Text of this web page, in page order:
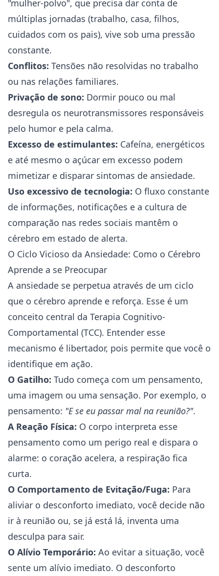
"mulher-polvo", que precisa dar conta de
múltiplas jornadas (trabalho, casa, filhos,
cuidados com os pais), vive sob uma pressão
constante.
Conflitos: Tensões não resolvidas no trabalho
ou nas relações familiares.
Privação de sono: Dormir pouco ou mal
desregula os neurotransmissores responsáveis
pelo humor e pela calma.
Excesso de estimulantes: Cafeína, energéticos
e até mesmo o açúcar em excesso podem
mimetizar e disparar sintomas de ansiedade.
Uso excessivo de tecnologia: O fluxo constante
de informações, notificações e a cultura de
comparação nas redes sociais mantêm o
cérebro em estado de alerta.
O Ciclo Vicioso da Ansiedade: Como o Cérebro
Aprende a se Preocupar
A ansiedade se perpetua através de um ciclo
que o cérebro aprende e reforça. Esse é um
conceito central da Terapia Cognitivo-
Comportamental (TCC). Entender esse
mecanismo é libertador, pois permite que você o
identifique em ação.
O Gatilho: Tudo começa com um pensamento,
uma imagem ou uma sensação. Por exemplo, o
pensamento: "E se eu passar mal na reunião?".
A Reação Física: O corpo interpreta esse
pensamento como um perigo real e dispara o
alarme: o coração acelera, a respiração fica
curta.
O Comportamento de Evitação/Fuga: Para
aliviar o desconforto imediato, você decide não
ir à reunião ou, se já está lá, inventa uma
desculpa para sair.
O Alívio Temporário: Ao evitar a situação, você
sente um alívio imediato. O desconforto